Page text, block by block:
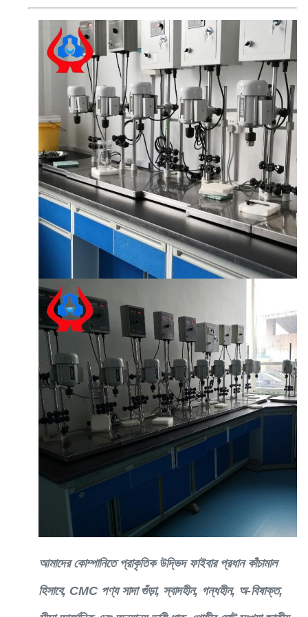
আমাদের কোম্পানিতে প্রাকৃতিক উদ্ভিদ ফাইবার প্রধান কাঁচামাল
হিসাবে, CMC পণ্য সাদা গুঁড়া, স্বাদহীন, গন্ধহীন, অ-বিষাক্ত,